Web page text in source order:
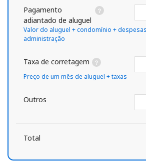
Pagamento
adiantado de aluguel
Valor do aluguel + condomínio +
administração
Taxa de corretagem
Preço de um mês de aluguel + taxas
Outros
Total